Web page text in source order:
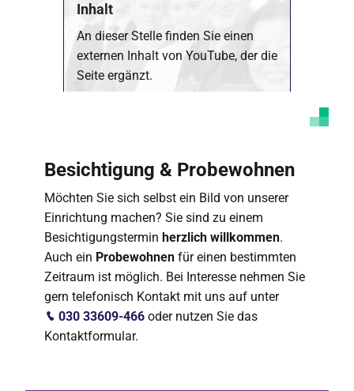
Inhalt
An dieser Stelle finden Sie einen
externen Inhalt von YouTube, der die
Seite ergänzt.
personenbezogene Daten an Drittplattformen
übermittelt werden. Mehr dazu in unserer
Datenschutzerklärung.
Besichtigung & Probewohnen
Möchten Sie sich selbst ein Bild von unserer
Einrichtung machen? Sie sind zu einem
Besichtigungstermin herzlich willkommen.
Auch ein Probewohnen für einen bestimmten
Zeitraum ist möglich. Bei Interesse nehmen Sie
gern telefonisch Kontakt mit uns auf unter
030 33609-466 oder nutzen Sie das
Kontaktformular.